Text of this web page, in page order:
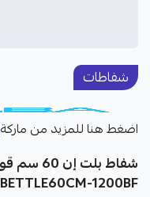
شفاطات
اضغط هنا للمزيد من ماركة
BETTLE60CM-1200BF